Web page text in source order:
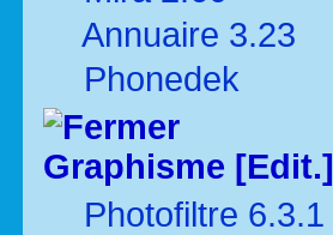
Annuaire 3.23
Phonedek
Graphisme [Edit.]
Photofiltre 6.3.1